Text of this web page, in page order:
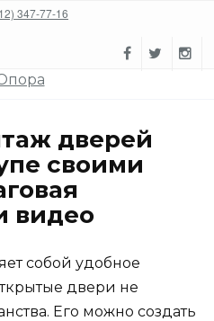
347-77-16
дверей
своими
видео
собой удобное
двери не
Его можно создать